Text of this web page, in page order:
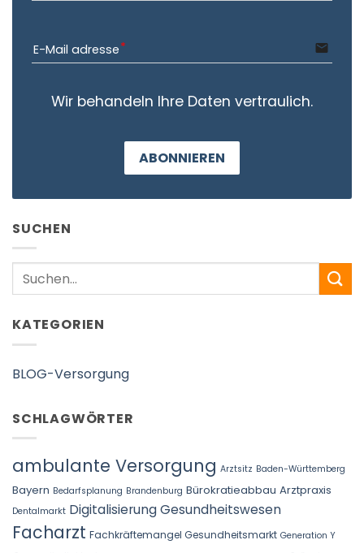
E-Mail adresse email
Wir behandeln Ihre Daten vertraulich.
ABONNIEREN
SUCHEN
Search
KATEGORIEN
BLOG-Versorgung
SCHLAGWÖRTER
ambulante Versorgung Arztsitz Baden-Württemberg
Bayern Bedarfsplanung Brandenburg Bürokratieabbau Arztpraxis
Dentalmarkt Digitalisierung Gesundheitswesen
Facharzt Fachkräftemangel Gesundheitsmarkt Generation Y